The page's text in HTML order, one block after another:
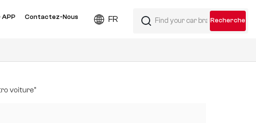
FR
APP Contactez-Nous
voiture"